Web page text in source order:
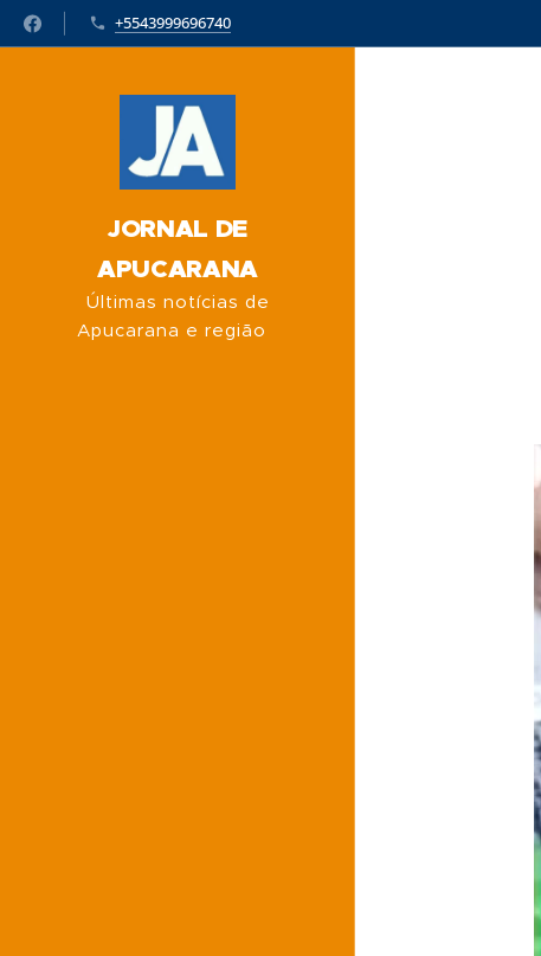
+5543999696740
JORNAL DE
APUCARANA
Últimas notícias de
Apucarana e região